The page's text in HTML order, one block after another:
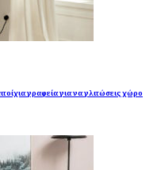
γραφεία για να γλιτώσεις χώρο